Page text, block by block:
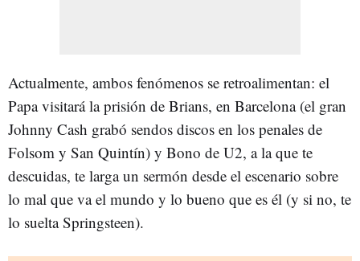
Actualmente, ambos fenómenos se retroalimentan: el
Papa visitará la prisión de Brians, en Barcelona (el gran
Johnny Cash grabó sendos discos en los penales de
Folsom y San Quintín) y Bono de U2, a la que te
descuidas, te larga un sermón desde el escenario sobre
lo mal que va el mundo y lo bueno que es él (y si no, te
lo suelta Springsteen).